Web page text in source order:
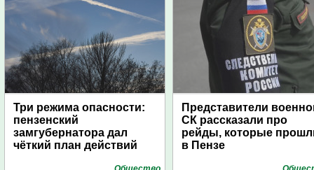
Три режима опасности:
пензенский
замгубернатора дал
чёткий план действий
Представители
СК рассказали про
рейды, которые
в Пензе